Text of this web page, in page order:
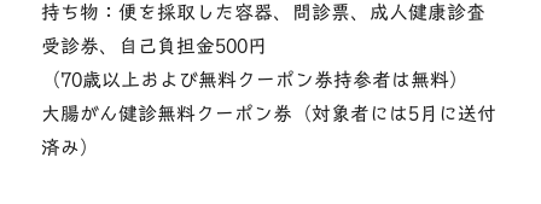
持ち物：便を採取した容器、問診票、成人健康診査
受診券、自己負担金500円
（70歳以上および無料クーポン券持参者は無料）
大腸がん健診無料クーポン券（対象者には5月に送付
済み）